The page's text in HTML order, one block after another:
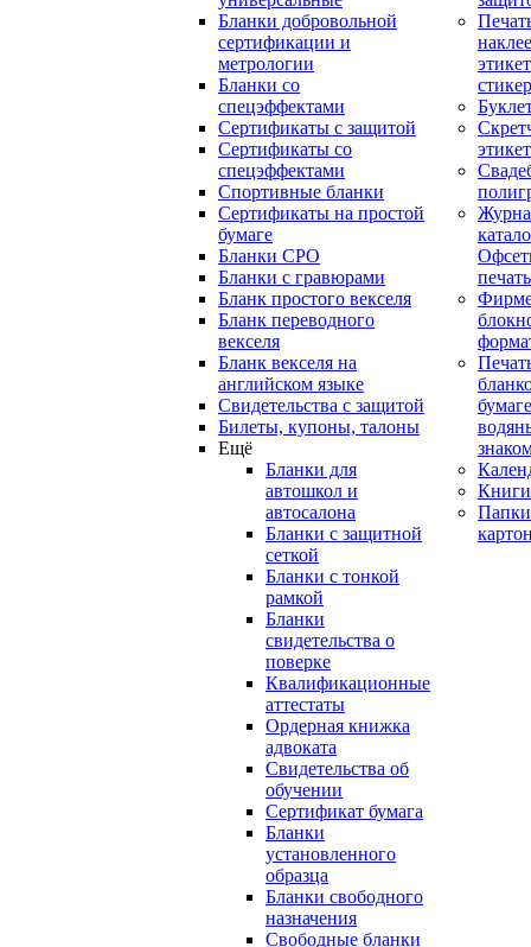
Бланки добровольной
сертификации и
метрологии
Бланки со
спецэффектами
Сертификаты с защитой
Сертификаты со
спецэффектами
Спортивные бланки
Cертификаты на простой
бумаге
Бланки СРО
Бланки с гравюрами
Бланк простого векселя
Бланк переводного
векселя
Бланк векселя на
английском языке
Свидетельства с защитой
Билеты, купоны, талоны
Ещё
Бланки для
автошкол и
автосалона
Бланки с защитной
сеткой
Бланки с тонкой
рамкой
Бланки
свидетельства о
поверке
Квалификационные
аттестаты
Ордерная книжка
адвоката
Свидетельства об
обучении
Сертификат бумага
Бланки
установленного
образца
Бланки свободного
назначения
Свободные бланки
печать
Книги
Папки